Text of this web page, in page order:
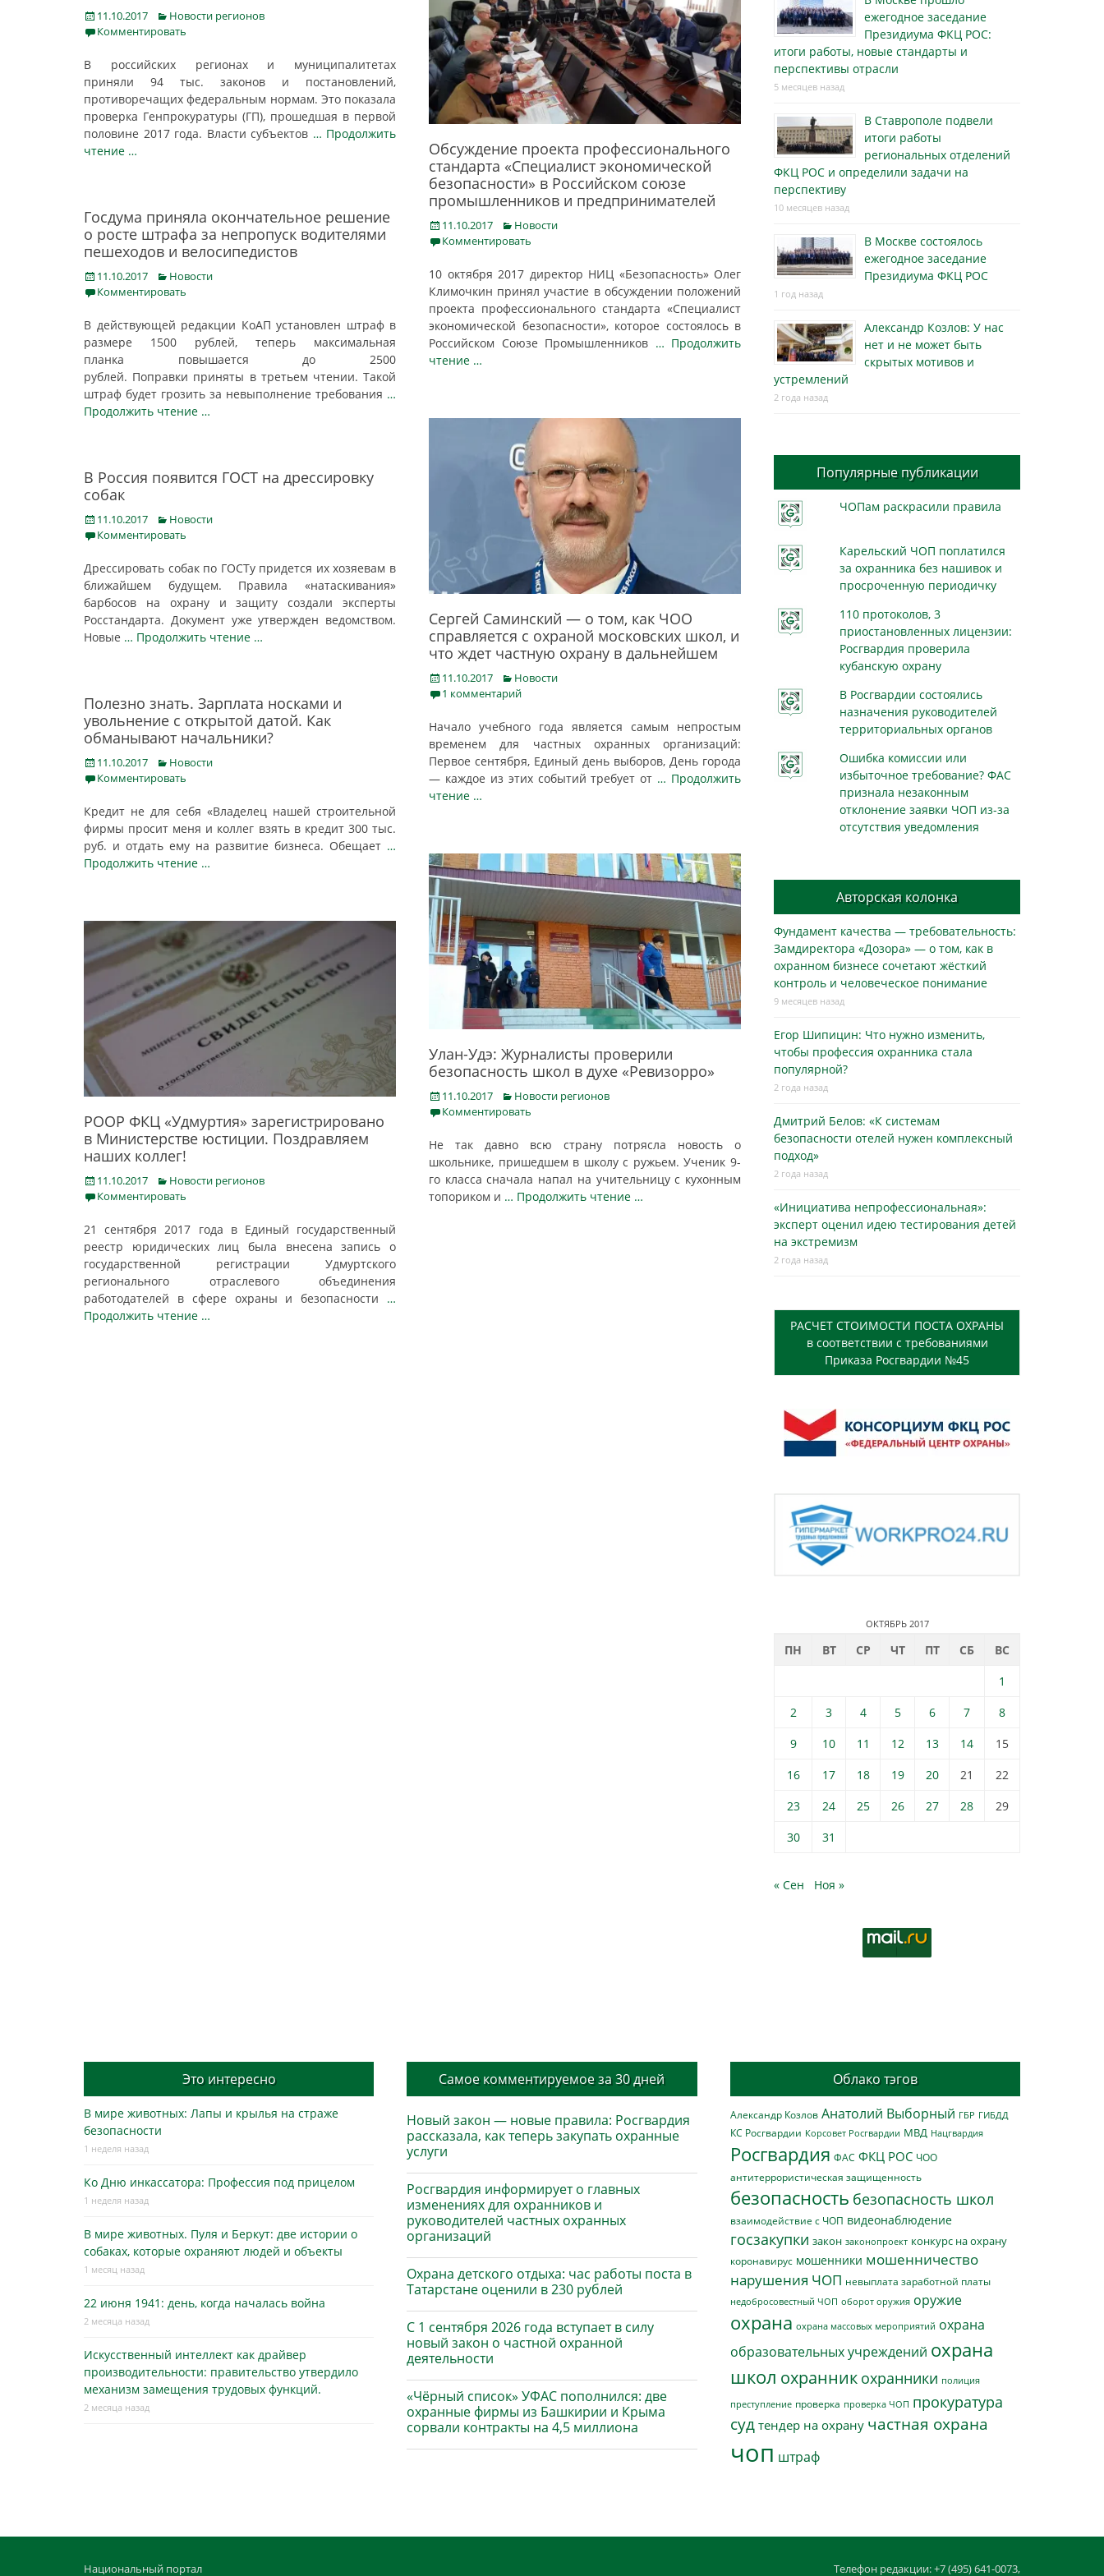
Posted
on
11.10.2017 Categories
Новости регионов
Комментировать
В российских регионах и муниципалитетах
приняли 94 тыс. законов и постановлений,
противоречащих федеральным нормам. Это показала
проверка Генпрокуратуры (ГП), прошедшая в первой
половине 2017 года. Власти субъектов … Продолжить
чтение …
Обсуждение проекта профессионального
стандарта «Специалист экономической
безопасности» в Российском союзе
промышленников и предпринимателей
Posted
on
11.10.2017 Categories
Новости
Комментировать
10 октября 2017 директор НИЦ «Безопасность» Олег
Климочкин принял участие в обсуждении положений
проекта профессионального стандарта «Специалист
экономической безопасности», которое состоялось в
Российском Союзе Промышленников … Продолжить
чтение …
Госдума приняла окончательное решение
о росте штрафа за непропуск водителями
пешеходов и велосипедистов
Posted
on
11.10.2017 Categories
Новости
Комментировать
В действующей редакции КоАП установлен штраф в
размере 1500 рублей, теперь максимальная
планка повышается до 2500
рублей. Поправки приняты в третьем чтении. Такой
штраф будет грозить за невыполнение требования …
Продолжить чтение …
Сергей Саминский — о том, как ЧОО
справляется с охраной московских школ, и
что ждет частную охрану в дальнейшем
Posted
on
11.10.2017 Categories
Новости
1 комментарий
Начало учебного года является самым непростым
временем для частных охранных организаций:
Первое сентября, Единый день выборов, День города
— каждое из этих событий требует от … Продолжить
чтение …
В Россия появится ГОСТ на дрессировку
собак
Posted
on
11.10.2017 Categories
Новости
Комментировать
Дрессировать собак по ГОСТу придется их хозяевам в
ближайшем будущем. Правила «натаскивания»
барбосов на охрану и защиту создали эксперты
Росстандарта. Документ уже утвержден ведомством.
Новые … Продолжить чтение …
Полезно знать. Зарплата носками и
увольнение с открытой датой. Как
обманывают начальники?
Posted
on
11.10.2017 Categories
Новости
Комментировать
Кредит не для себя «Владелец нашей строительной
фирмы просит меня и коллег взять в кредит 300 тыс.
руб. и отдать ему на развитие бизнеса. Обещает …
Продолжить чтение …
Улан-Удэ: Журналисты проверили
безопасность школ в духе «Ревизорро»
Posted
on
11.10.2017 Categories
Новости регионов
Комментировать
Не так давно всю страну потрясла новость о
школьнике, пришедшем в школу с ружьем. Ученик 9-
го класса сначала напал на учительницу с кухонным
топориком и … Продолжить чтение …
РООР ФКЦ «Удмуртия» зарегистрировано
в Министерстве юстиции. Поздравляем
наших коллег!
Posted
on
11.10.2017 Categories
Новости регионов
Комментировать
21 сентября 2017 года в Единый государственный
реестр юридических лиц была внесена запись о
государственной регистрации Удмуртского
регионального отраслевого объединения
работодателей в сфере охраны и безопасности …
Продолжить чтение …
ежегодное заседание
Президиума ФКЦ РОС:
итоги работы, новые стандарты и
перспективы отрасли
5 месяцев назад
В Ставрополе подвели
итоги работы
региональных отделений
ФКЦ РОС и определили задачи на
перспективу
10 месяцев назад
В Москве состоялось
ежегодное заседание
Президиума ФКЦ РОС
1 год назад
Александр Козлов: У нас
нет и не может быть
скрытых мотивов и
устремлений
2 года назад
Популярные публикации
ЧОПам раскрасили правила
Карельский ЧОП поплатился
за охранника без нашивок и
просроченную периодичку
110 протоколов, 3
приостановленных лицензии:
Росгвардия проверила
кубанскую охрану
В Росгвардии состоялись
назначения руководителей
территориальных органов
Ошибка комиссии или
избыточное требование? ФАС
признала незаконным
отклонение заявки ЧОП из-за
отсутствия уведомления
Авторская колонка
Фундамент качества — требовательность:
Замдиректора «Дозора» — о том, как в
охранном бизнесe сочетают жёсткий
контроль и человеческое понимание
9 месяцев назад
Егор Шипицин: Что нужно изменить,
чтобы профессия охранника стала
популярной?
2 года назад
Дмитрий Белов: «К системам
безопасности отелей нужен комплексный
подход»
2 года назад
«Инициатива непрофессиональная»:
эксперт оценил идею тестирования детей
на экстремизм
2 года назад
РАСЧЕТ СТОИМОСТИ ПОСТА ОХРАНЫ
в соответствии с требованиями
Приказа Росгвардии №45
ОКТЯБРЬ 2017
ПН ВТ СР ЧТ ПТ СБ
ВС
1
2
3 4 5 6 7
8
9
10 11 12 13 14
15
16
17 18 19 20 21
22
23
24 25 26 27 28
29
30
31
« Сен Ноя »
Это интересно
В мире животных: Лапы и крылья на страже
безопасности
1 неделя назад
Ко Дню инкассатора: Профессия под прицелом
1 неделя назад
В мире животных. Пуля и Беркут: две истории о
собаках, которые охраняют людей и объекты
1 месяц назад
22 июня 1941: день, когда началась война
2 месяца назад
Искусственный интеллект как драйвер
производительности: правительство утвердило
механизм замещения трудовых функций.
2 месяца назад
Самое комментируемое за 30 дней
Новый закон — новые правила: Росгвардия
рассказала, как теперь закупать охранные
услуги
Росгвардия информирует о главных
изменениях для охранников и
руководителей частных охранных
организаций
Охрана детского отдыха: час работы поста в
Татарстане оценили в 230 рублей
С 1 сентября 2026 года вступает в силу
новый закон о частной охранной
деятельности
«Чёрный список» УФАС пополнился: две
охранные фирмы из Башкирии и Крыма
сорвали контракты на 4,5 миллиона
Облако тэгов
Александр Козлов Анатолий Выборный ГБР ГИБДД
КС Росгвардии Корсовет Росгвардии МВД Нацгвардия
Росгвардия ФАС ФКЦ РОС ЧОО
антитеррористическая защищенность
безопасность безопасность школ
взаимодействие с ЧОП видеонаблюдение
госзакупки закон законопроект конкурс на охрану
коронавирус мошенники мошенничество
нарушения ЧОП невыплата заработной платы
недобросовестный ЧОП оборот оружия оружие
охрана охрана массовых мероприятий охрана
образовательных учреждений охрана
школ охранник охранники полиция
преступление проверка проверка ЧОП прокуратура
суд тендер на охрану частная охрана
чоп штраф
Национальный портал Телефон редакции: +7 (495) 641-0073,